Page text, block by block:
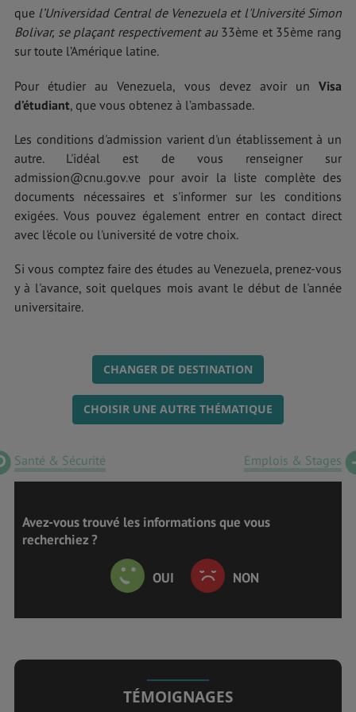
que l’Universidad Central de Venezuela et l'Université Simon
Bolivar, se plaçant respectivement au 33ème et 35ème rang
sur toute l’Amérique latine.
Pour étudier au Venezuela, vous devez avoir un Visa
d’étudiant, que vous obtenez à l’ambassade.
Les conditions d'admission varient d'un établissement à un
autre. L'idéal est de vous renseigner sur
admission@cnu.gov.ve pour avoir la liste complète des
documents nécessaires et s'informer sur les conditions
exigées. Vous pouvez également entrer en contact direct
avec l'école ou l'université de votre choix.
Si vous comptez faire des études au Venezuela, prenez-vous
y à l'avance, soit quelques mois avant le début de l'année
universitaire.
CHANGER DE DESTINATION
CHOISIR UNE AUTRE THÉMATIQUE
Santé & Sécurité Emplois & Stages
Avez-vous trouvé les informations que vous
recherchiez ?
OUI NON
TÉMOIGNAGES